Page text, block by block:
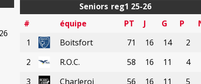
Seniors reg1 25-26
#
équipe PT J G P
1
Boitsfort 71 16 14
2
2
R.O.C. 58 16 11
4
3
Charleroi 56 16 11
5